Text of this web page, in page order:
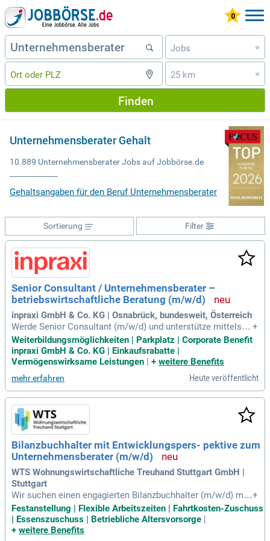
Jobs »
25 km »
Finden
Unternehmensberater Gehalt
10.889 Unternehmensberater Jobs auf Jobbörse.de
Gehaltsangaben für den Beruf Unternehmensberater
Filter
Sortierung
Senior Consultant / Unternehmensberater –
betriebswirtschaftliche Beratung (m/w/d)
inpraxi GmbH & Co. KG | Osnabrück, bundesweit, Österreich
Werde Senior Consultant (m/w/d) und unterstütze mittelstä
ndische Unternehmen bei strategischen und betriebswirtsch
aftlichen Herausforderungen. Analysiere Geschäftsmodelle,
entdecke Wachstumspotenziale und entwickle gemeinsam
mit unseren Kunden nachhaltige Lösungen für ihren Erfolg.
+
Weiterbildungsmöglichkeiten | Parkplatz | Corporate Benefit
inpraxi GmbH & Co. KG | Einkaufsrabatte |
Vermögenswirksame Leistungen | + weitere Benefits
mehr erfahren Heute veröffentlicht
Bilanzbuchhalter mit Entwicklungspers- pektive zum
Unternehmensberater (m/w/d)
WTS Wohnungswirtschaftliche Treuhand Stuttgart GmbH |
Stuttgart
Wir suchen einen engagierten Bilanzbuchhalter (m/w/d) mit
Entwicklungsperspektive zum Unternehmensberater. Diese
Position ist in Voll- oder Teilzeit (mindestens 25 Wochenstu
nden) verfügbar. Unser idealer Kandidat bringt nicht nur Abs
+
Festanstellung | Flexible Arbeitszeiten | Fahrtkosten-Zuschuss
| Essenszuschuss | Betriebliche Altersvorsorge
+ weitere Benefits